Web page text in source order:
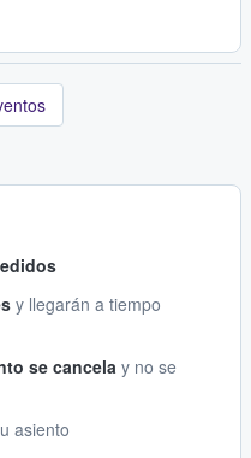
y llegarán a tiempo
se cancela y no se
asiento